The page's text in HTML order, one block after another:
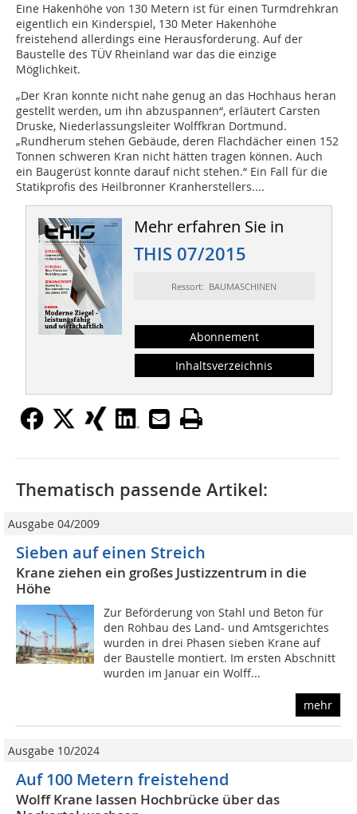
Eine Hakenhöhe von 130 Metern ist für einen Turmdrehkran
eigentlich ein Kinderspiel, 130 Meter Hakenhöhe
freistehend allerdings eine Herausforderung. Auf der
Baustelle des TÜV Rheinland war das die einzige
Möglichkeit.
„Der Kran konnte nicht nahe genug an das Hochhaus heran
gestellt werden, um ihn abzuspannen“, erläutert Carsten
Druske, Niederlassungsleiter Wolffkran Dortmund.
„Rundherum stehen Gebäude, deren Flachdächer einen 152
Tonnen schweren Kran nicht hätten tragen können. Auch
ein Baugerüst konnte darauf nicht stehen.“ Ein Fall für die
Statikprofis des Heilbronner Kranherstellers....
Mehr erfahren Sie in
THIS 07/2015
Ressort: BAUMASCHINEN
Abonnement
Inhaltsverzeichnis
Thematisch passende Artikel:
Ausgabe 04/2009
Sieben auf einen Streich
Krane ziehen ein großes Justizzentrum in die
Höhe
Zur Beförderung von Stahl und Beton für
den Rohbau des Land- und Amtsgerichtes
wurden in drei Phasen sieben Krane auf
der Baustelle montiert. Im ersten Abschnitt
wurden im Januar ein Wolff...
mehr
Ausgabe 10/2024
Auf 100 Metern freistehend
Wolff Krane lassen Hochbrücke über das